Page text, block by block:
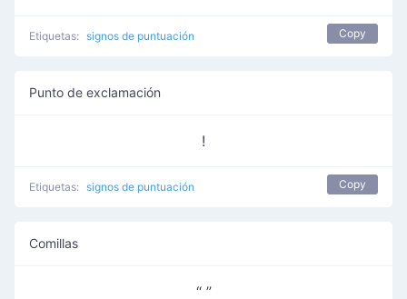
Etiquetas: signos de puntuación Copy
Punto de exclamación
!
Etiquetas: signos de puntuación Copy
Comillas
“ ”